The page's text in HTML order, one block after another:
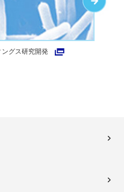
グス研究開発